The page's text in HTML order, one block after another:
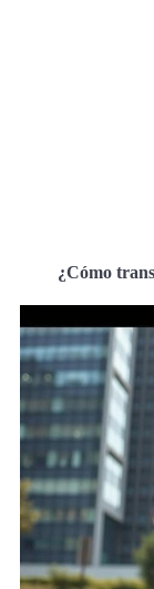
¿Cómo